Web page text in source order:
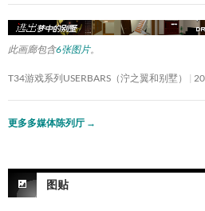
此画廊包含6张图片。
T34游戏系列USERBARS（泞之翼和别墅）
更多多媒体陈列厅 →
图贴